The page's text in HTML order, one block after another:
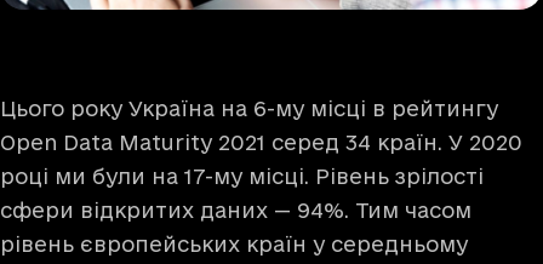
Цього року Україна на 6-му місці в рейтингу
Open Data Maturity 2021 серед 34 країн. У 2020
році ми були на 17-му місці. Рівень зрілості
сфери відкритих даних — 94%. Тим часом
рівень європейських країн у середньому